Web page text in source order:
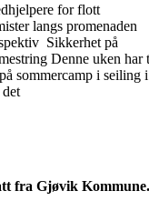
for flott
langs promenaden
Sikkerhet på
Denne uken har
sommercamp i seiling i
fra Gjøvik Kommune.